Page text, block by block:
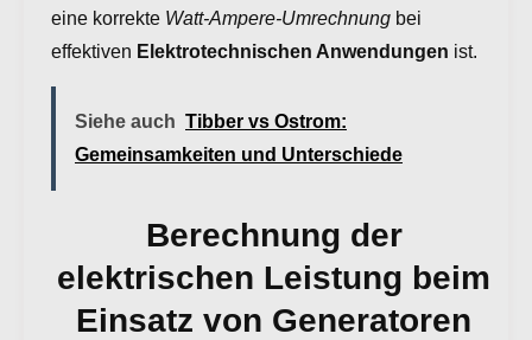
eine korrekte Watt-Ampere-Umrechnung bei
effektiven Elektrotechnischen Anwendungen ist.
Siehe auch Tibber vs Ostrom:
Gemeinsamkeiten und Unterschiede
Berechnung der
elektrischen Leistung beim
Einsatz von Generatoren